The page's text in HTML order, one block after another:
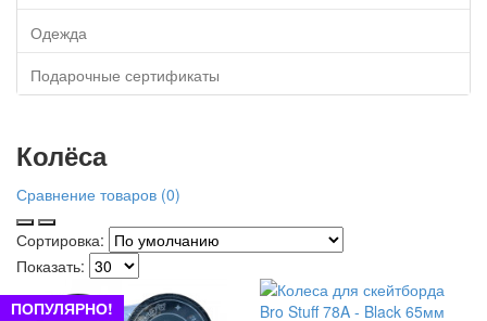
Одежда
Подарочные сертификаты
Колёса
Сравнение товаров (0)
Сортировка:
Показать:
ПОПУЛЯРНО!